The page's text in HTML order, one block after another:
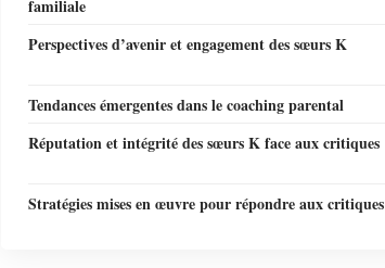
familiale
Perspectives d’avenir et engagement des sœurs K
Tendances émergentes dans le coaching parental
Réputation et intégrité des sœurs K face aux critiques
Stratégies mises en œuvre pour répondre aux critiques